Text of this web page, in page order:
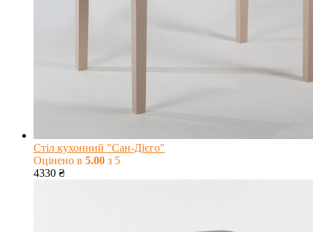
Стіл кухонний "Сан-Дієго"
Оцінено в 5.00 з 5
4330 ₴